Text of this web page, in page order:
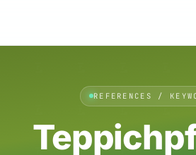
REFERENCES /